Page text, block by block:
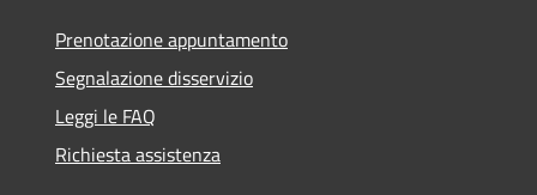
Prenotazione appuntamento
Segnalazione disservizio
Leggi le FAQ
Richiesta assistenza